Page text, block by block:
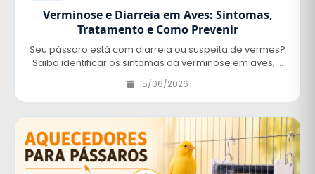
Verminose e Diarreia em Aves: Sintomas,
Tratamento e Como Prevenir
Seu pássaro está com diarreia ou suspeita de vermes?
Saiba identificar os sintomas da verminose em aves, o
que fazer e quais vermífugos usar com segurança.
15/06/2026